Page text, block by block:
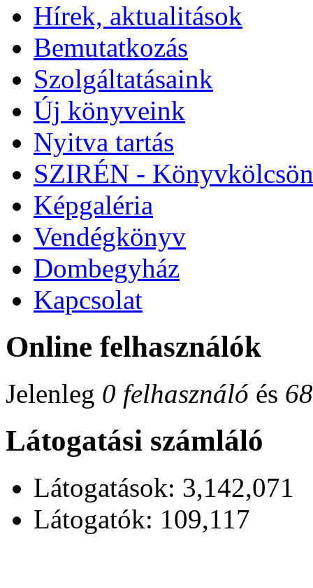
Hírek, aktualitások
Bemutatkozás
Szolgáltatásaink
Új könyveink
Nyitva tartás
SZIRÉN -
Képgaléria
Vendégkönyv
Dombegyház
Kapcsolat
Online felhasználók
Jelenleg 0 felhasználó és
Látogatási számláló
Látogatások: 3,142,071
Látogatók: 109,117